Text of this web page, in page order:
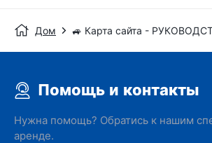
Дом 🚙 Карта сайта -
Помощь и контакты
Нужна помощь? Обратись к нашим
аренде.